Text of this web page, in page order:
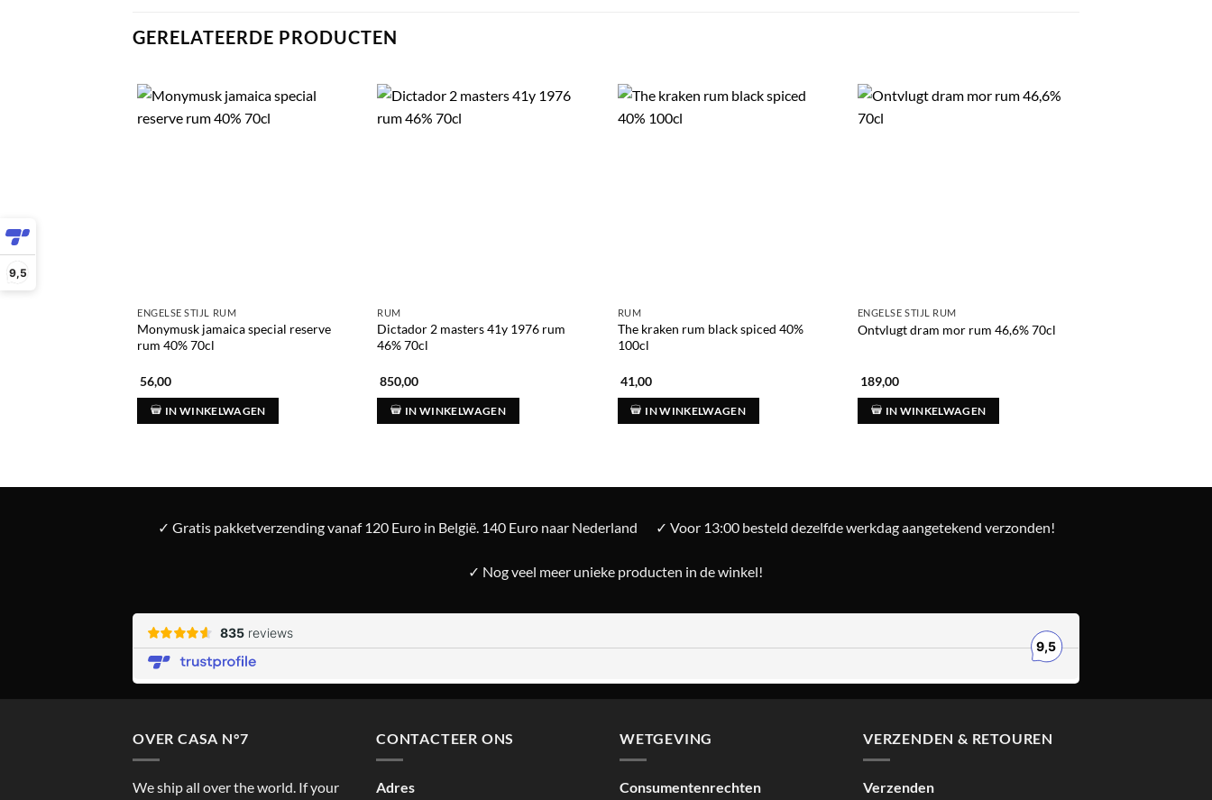
9,5
GERELATEERDE PRODUCTEN
ENGELSE STIJL RUM
Monymusk jamaica special reserve
rum 40% 70cl
56,00
IN WINKELWAGEN
RUM
Dictador 2 masters 41y 1976 rum
46% 70cl
850,00
IN WINKELWAGEN
RUM
The kraken rum black spiced 40%
100cl
41,00
IN WINKELWAGEN
ENGELSE STIJL RUM
Ontvlugt dram mor rum 46,6% 70cl
189,00
IN WINKELWAGEN
✓ Gratis pakketverzending vanaf 120 Euro in België. 140 Euro naar Nederland ✓ Voor 13:00 besteld dezelfde werkdag aangetekend verzonden!
✓ Nog veel meer unieke producten in de winkel!
OVER CASA N°7
We ship all over the world. If your
CONTACTEER ONS
Adres
WETGEVING
Consumentenrechten
VERZENDEN & RETOUREN
Verzenden